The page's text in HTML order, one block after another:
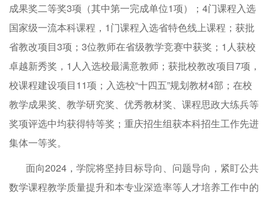
成果奖二等奖3项（其中第一完成单位1项）；4门课程入选
国家级一流本科课程，1门课程入选省特色线上课程；获批
省教改项目3项；3位教师在省级教学竞赛中获奖；1人获校
卓越新秀奖，1人入选校最满意教师；获批校教改项目7项，
校课程建设项目11项；入选校“十四五”规划教材4部；在校
教学成果奖、教学研究奖、优秀教材奖、课程思政大练兵等
奖项评选中均获得特等奖；重庆招生组获本科招生工作先进
集体一等奖。
面向2024，学院将坚持目标导向、问题导向，紧盯公共
数学课程教学质量提升和本专业深造率等人才培养工作中的